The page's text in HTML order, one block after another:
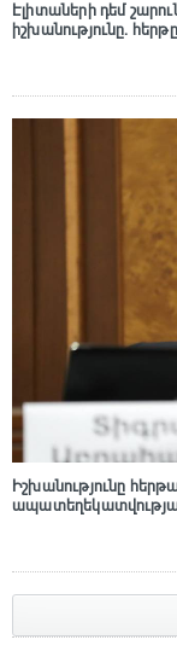
Էլիտաների դեմ
իշխանությունը.
Իշխանությունը